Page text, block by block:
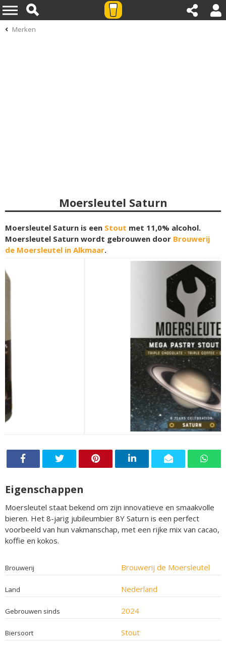
Merken
Moersleutel Saturn
Moersleutel Saturn is een Stout met 11,0% alcohol.
Moersleutel Saturn wordt gebrouwen door Brouwerij
de Moersleutel in Alkmaar.
Eigenschappen
Moersleutel staat bekend om zijn innovatieve en smaakvolle
bieren. Het 8-jarig jubileumbier 8Y Saturn is een perfect
voorbeeld van hun vakmanschap, met een rijke mix van cacao,
koffie en kokos.
Brouwerij Brouwerij de Moersleutel
Land Nederland
Gebrouwen sinds 2024
Biersoort Stout